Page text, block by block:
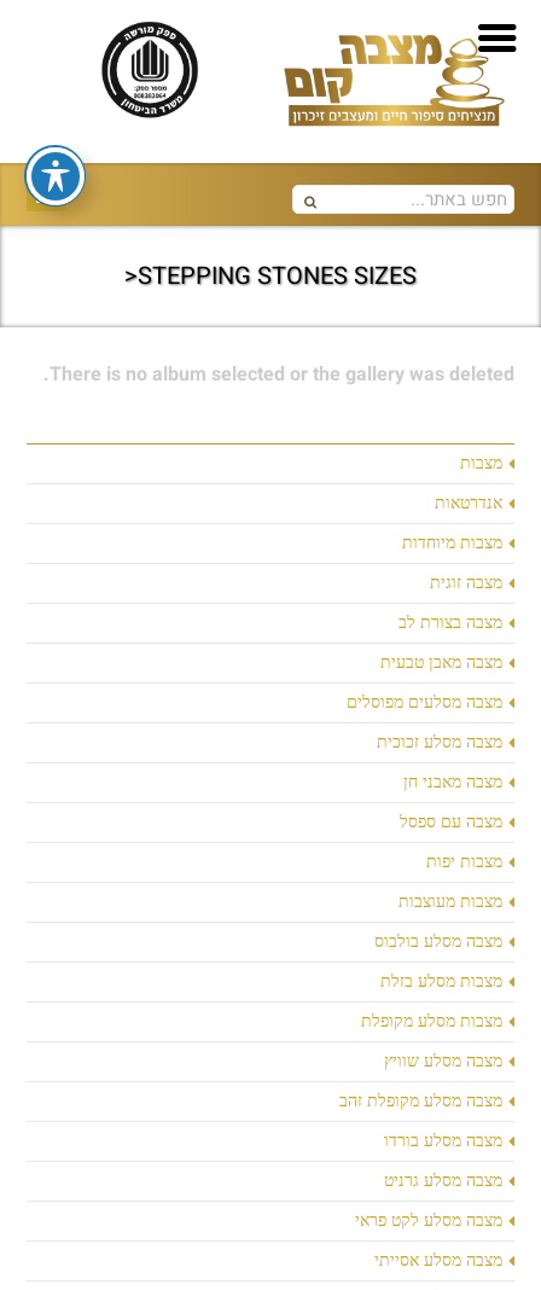
STEPPING STONES SIZES<
מצבות
אנדרטאות
מצבות מיוחדות
מצבה זוגית
מצבה בצורת לב
מצבה מאבן טבעית
מצבה מסלעים מפוסלים
מצבה מסלע זכוכית
מצבה מאבני חן
מצבה עם ספסל
מצבות יפות
מצבות מעוצבות
מצבה מסלע בולבוס
מצבות מסלע בזלת
מצבות מסלע מקופלת
מצבה מסלע שוויץ
מצבה מסלע מקופלת זהב
מצבה מסלע בורדו
מצבה מסלע גרניט
מצבה מסלע לקט פראי
מצבה מסלע אסייתי
There is no album selected or the gallery was deleted.